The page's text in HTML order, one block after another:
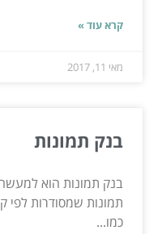
קרא עוד »
מאי 11, 2017
בנק תמונות
בנק תמונות הוא
תמונות שמסודרות לפי
כמו...